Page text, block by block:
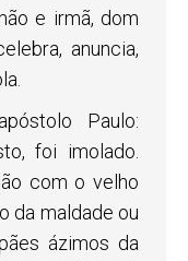
e irmã, dom
anuncia,
Paulo:
foi imolado.
com o velho
da maldade ou
ázimos da